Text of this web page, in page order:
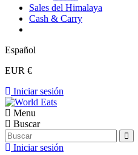
Sales del Himalaya
Cash & Carry
Español
EUR €
Iniciar sesión
Menu
Buscar
Iniciar sesión